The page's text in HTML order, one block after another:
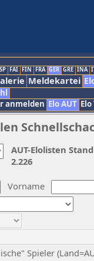
FAI FIN FRA GER GRE INA
Meldekartei
anmelden Elo AUT
Vorname
Spieler
AUT-Elolisten
2.226